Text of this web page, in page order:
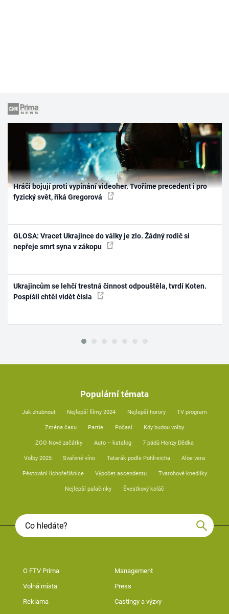
Hráči bojují proti vypínání videoher. Tvoříme precedent i pro
fyzický svět, říká Gregorová
GLOSA: Vracet Ukrajince do války je zlo. Žádný rodič si
nepřeje smrt syna v zákopu
Ukrajincům se lehčí trestná činnost odpouštěla, tvrdí Koten.
Pospíšil chtěl vidět čísla
Populární témata
Jak zhubnout Nejlepší filmy 2024 Nejlepší horory TV program
Změna času Partie Počasí Kdy budou volby
ZOO Nové začátky Auto – katalog 7 pádů Honzy Dědka
Volby 2025 Svařené víno Tatarák podle Pohlreicha Aloe vera
Pěstování lichořeřišnice Výpočet ascendentu Tvarohové knedlíky
Nejlepší palačinky Švestkový koláč
O FTV Prima Management
Volná místa Press
Reklama Castingy a výzvy